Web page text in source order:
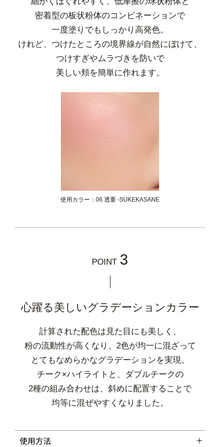
密着型の板状粉体のコンビネーションで
一度塗りでもしっかり高発色。
けれど、つけたところの境界線が自然にぼけて、
つけすぎやムラづきを防いで
美しい頬を簡単に作れます。
使用カラー：06 透重 -SUKEKASANE
POINT 3
心躍る美しいグラデーションカラー
計算された配色は見た目にも美しく、
粉の流動性が高くなり、2色が均一に混ざって
とてもなめらかなグラデーションを実現。
チーク×ハイライトと、ダブルチークの
2種の組み合わせは、斜めに配置することで
均等に混ぜやすくなりました。
使用方法